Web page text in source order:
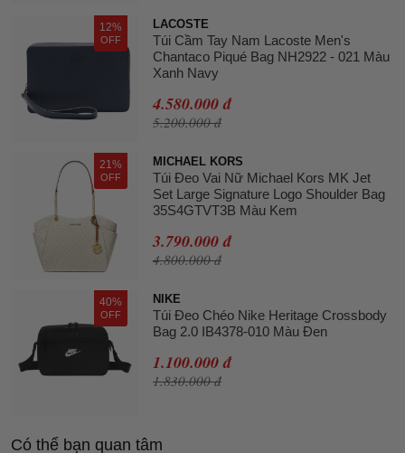
12%
OFF
LACOSTE
Túi Cầm Tay Nam Lacoste Men's
Chantaco Piqué Bag NH2922 - 021 Màu
Xanh Navy
4.580.000 đ
5.200.000 đ
21%
OFF
MICHAEL KORS
Túi Đeo Vai Nữ Michael Kors MK Jet
Set Large Signature Logo Shoulder Bag
35S4GTVT3B Màu Kem
3.790.000 đ
4.800.000 đ
40%
OFF
NIKE
Túi Đeo Chéo Nike Heritage Crossbody
Bag 2.0 IB4378-010 Màu Đen
1.100.000 đ
1.830.000 đ
Có thể bạn quan tâm